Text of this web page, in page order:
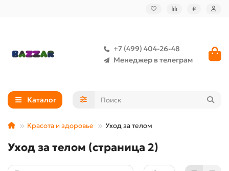
₽
+7 (499) 404-26-48
Менеджер в телеграм
Каталог
Красота и здоровье Уход за телом
Уход за телом (страница 2)